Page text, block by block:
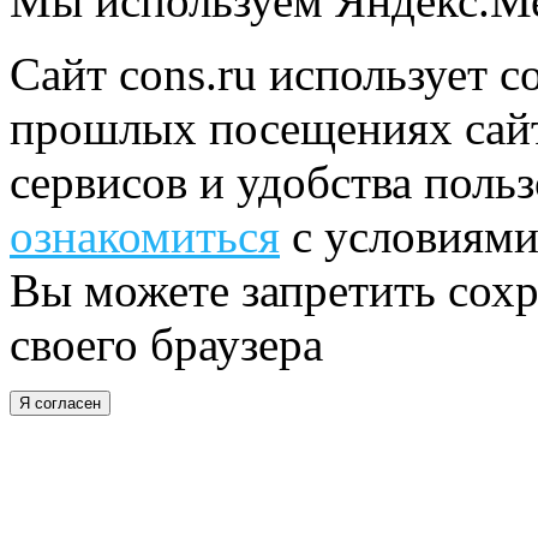
Сайт cons.ru использует
прошлых посещениях
сервисов и удобства
ознакомиться с
Вы можете запретить
своего браузера
Я согласен